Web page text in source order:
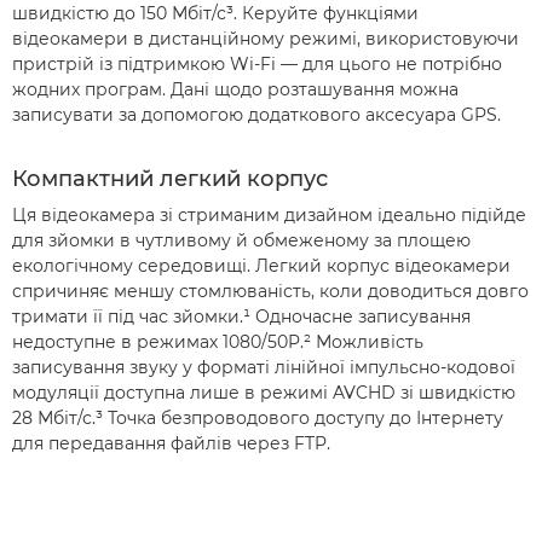
швидкістю до 150 Мбіт/с³. Керуйте функціями
відеокамери в дистанційному режимі, використовуючи
пристрій із підтримкою Wi-Fi — для цього не потрібно
жодних програм. Дані щодо розташування можна
записувати за допомогою додаткового аксесуара GPS.
Компактний легкий корпус
Ця відеокамера зі стриманим дизайном ідеально підійде
для зйомки в чутливому й обмеженому за площею
екологічному середовищі. Легкий корпус відеокамери
спричиняє меншу стомлюваність, коли доводиться довго
тримати її під час зйомки.¹ Одночасне записування
недоступне в режимах 1080/50P.² Можливість
записування звуку у форматі лінійної імпульсно-кодової
модуляції доступна лише в режимі AVCHD зі швидкістю
28 Мбіт/с.³ Точка безпроводового доступу до Інтернету
для передавання файлів через FTP.